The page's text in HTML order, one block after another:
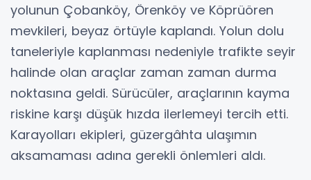
yolunun Çobanköy, Örenköy ve Köprüören
mevkileri, beyaz örtüyle kaplandı. Yolun dolu
taneleriyle kaplanması nedeniyle trafikte seyir
halinde olan araçlar zaman zaman durma
noktasına geldi. Sürücüler, araçlarının kayma
riskine karşı düşük hızda ilerlemeyi tercih etti.
Karayolları ekipleri, güzergâhta ulaşımın
aksamaması adına gerekli önlemleri aldı.